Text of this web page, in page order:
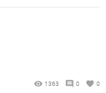
1363 0 0